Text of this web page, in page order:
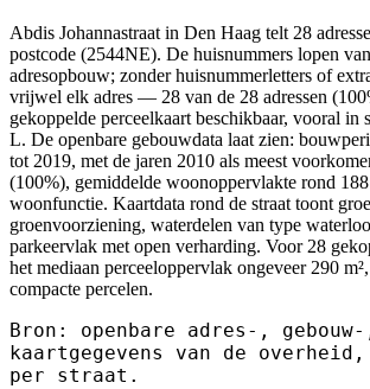
Abdis Johannastraat in Den Haag telt 28
postcode (2544NE). De huisnummers lopen
adresopbouw; zonder huisnummerletters of
vrijwel elk adres — 28 van de 28 adressen
gekoppelde perceelkaart beschikbaar, vooral in
L. De openbare gebouwdata laat zien:
tot 2019, met de jaren 2010 als meest
(100%), gemiddelde woonoppervlakte rond 188
woonfunctie. Kaartdata rond de straat toont
groenvoorziening, waterdelen van type
parkeervlak met open verharding. Voor 28
het mediaan perceeloppervlak ongeveer 290
compacte percelen.
Bron: openbare adres-,
kaartgegevens van de overheid,
per straat.